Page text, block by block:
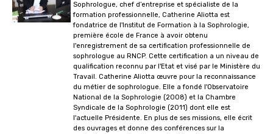
Sophrologue, chef d’entreprise et spécialiste de la
formation professionnelle, Catherine Aliotta est
fondatrice de l'Institut de Formation à la Sophrologie,
première école de France à avoir obtenu
l'enregistrement de sa certification professionnelle de
sophrologue au RNCP. Cette certification a un niveau de
qualification reconnu par l'Etat et visé par le Ministère du
Travail. Catherine Aliotta œuvre pour la reconnaissance
du métier de sophrologue. Elle a fondé l'Observatoire
National de la Sophrologie (2008) et la Chambre
Syndicale de la Sophrologie (2011) dont elle est
l'actuelle Présidente. En plus de ses missions, elle écrit
des ouvrages et donne des conférences sur la